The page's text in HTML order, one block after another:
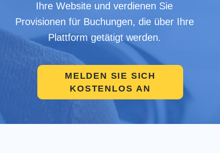
Ihre Website und verdienen Sie
Provisionen für Buchungen, die über Ihre
Plattform getätigt werden.
MELDEN SIE SICH
KOSTENLOS AN